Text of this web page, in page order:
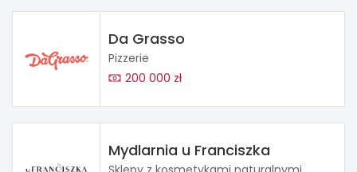
Da Grasso
Pizzerie
200 000 zł
Mydlarnia u Franciszka